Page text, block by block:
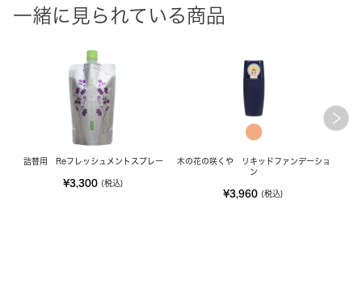
一緒に見られている商品
詰替用 Reフレッシュメントスプレー
¥3,300 (税込)
木の花の咲くや リキッドファンデーショ
ン
¥3,960 (税込)